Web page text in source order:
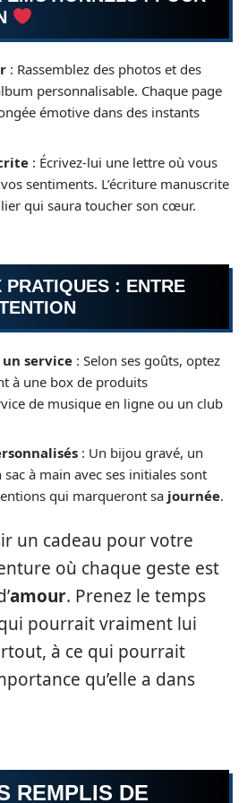
: Rassemblez des photos et des
personnalisable. Chaque page
émotive dans des instants
: Écrivez-lui une lettre où vous
sentiments. L’écriture manuscrite
qui saura toucher son cœur.
PRATIQUES : ENTRE
service : Selon ses goûts, optez
à une box de produits
de musique en ligne ou un club
: Un bijou gravé, un
à main avec ses initiales sont
qui marqueront sa journée.
un cadeau pour votre
où chaque geste est
amour. Prenez le temps
pourrait vraiment lui
à ce qui pourrait
qu’elle a dans
REMPLIS DE